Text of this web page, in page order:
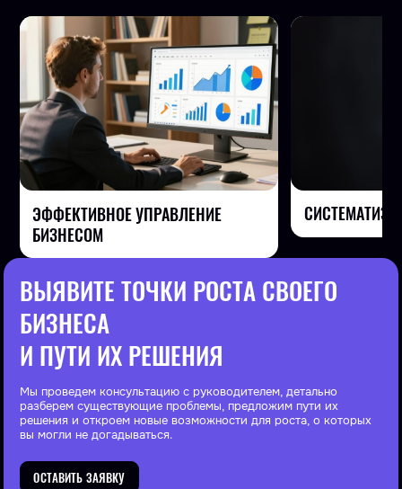
ЭФФЕКТИВНОЕ УПРАВЛЕНИЕ
БИЗНЕСОМ
ВЫЯВИТЕ ТОЧКИ РОСТА СВОЕГО
БИЗНЕСА
И ПУТИ ИХ РЕШЕНИЯ
Мы проведем консультацию с руководителем, детально
разберем существующие проблемы, предложим пути их
решения и откроем новые возможности для роста, о которых
вы могли не догадываться.
ОСТАВИТЬ ЗАЯВКУ